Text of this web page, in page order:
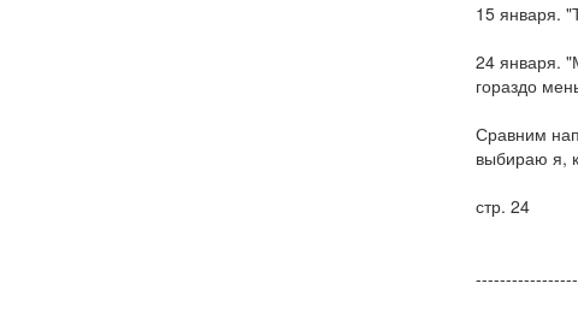
15 января.
24 января.
гораздо
Сравним
выбираю я,
стр. 24